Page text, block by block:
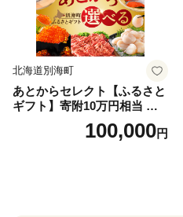
北海道別海町
あとからセレクト【ふるさと
ギフト】寄附10万円相当 あ
とから選べる！ ギフト いく
ら ほたて 海鮮 牛肉 別海町
100,000円